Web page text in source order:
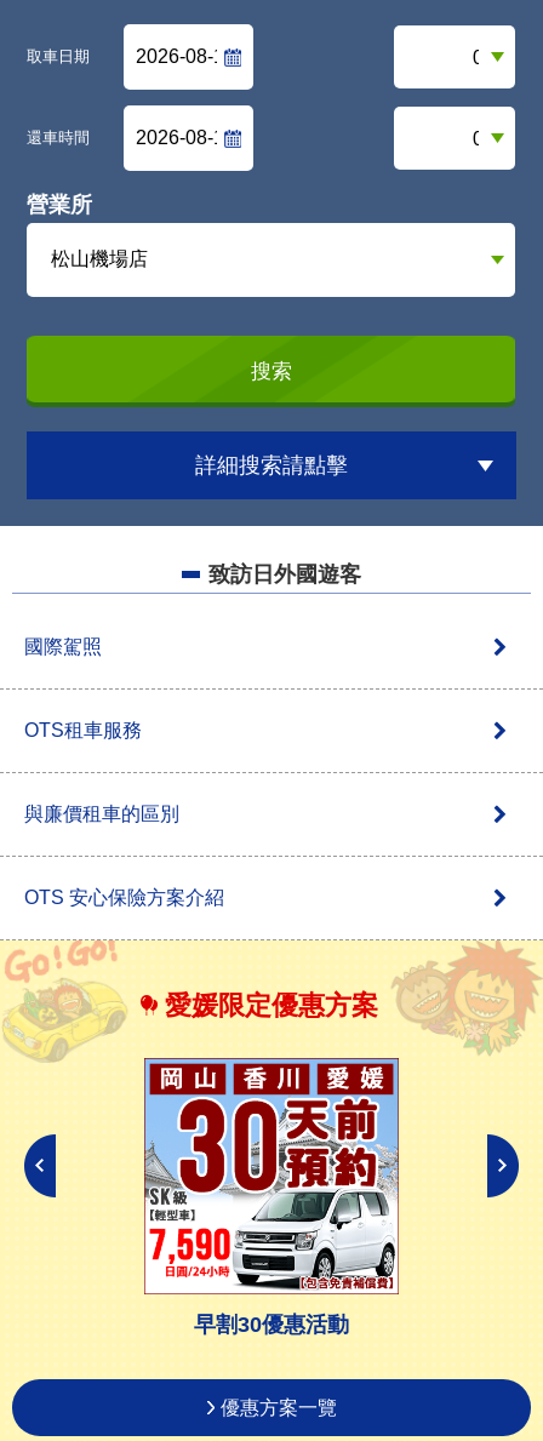
取車日期
還車時間
營業所
詳細搜索請點擊
致訪日外國遊客
國際駕照
OTS租車服務
與廉價租車的區別
OTS 安心保險方案介紹
愛媛限定優惠方案
早割30優惠活動
優惠方案一覽